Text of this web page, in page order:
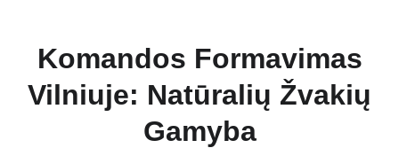
Komandos Formavimas
Vilniuje: Natūralių Žvakių
Gamyba